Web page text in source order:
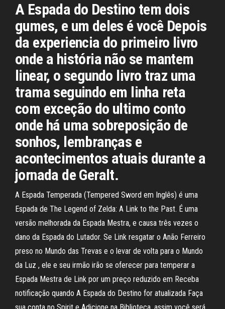
A Espada do Destino tem dois
gumes, e um deles é você Depois
da experiencia do primeiro livro
onde a história não se mantem
linear, o segundo livro traz uma
trama seguindo em linha reta
com exceção do ultimo conto
onde há uma sobreposição de
sonhos, lembranças e
acontecimentos atuais durante a
jornada de Geralt.
A Espada Temperada (Tempered Sword em Inglês) é uma
Espada de The Legend of Zelda: A Link to the Past. É uma
versão melhorada da Espada Mestra, e causa três vezes o
dano da Espada do Lutador. Se Link resgatar o Anão Ferreiro
preso no Mundo das Trevas e o levar de volta para o Mundo
da Luz , ele e seu irmão irão se oferecer para temperar a
Espada Mestra de Link por um preço reduzido em Receba
notificação quando A Espada do Destino for atualizada Faça